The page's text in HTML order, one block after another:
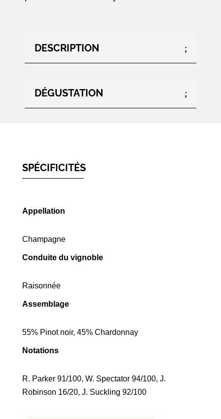
DESCRIPTION
DÉGUSTATION
SPÉCIFICITÉS
Appellation
Champagne
Conduite du vignoble
Raisonnée
Assemblage
55% Pinot noir, 45% Chardonnay
Notations
R. Parker 91/100, W. Spectator 94/100, J.
Robinson 16/20, J. Suckling 92/100